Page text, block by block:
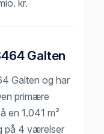
kr.
Galten
Galten og har
primære
en 1.041 m²
på 4 værelser